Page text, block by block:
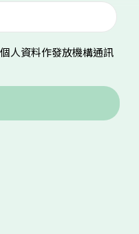
人資料作發放機構通訊